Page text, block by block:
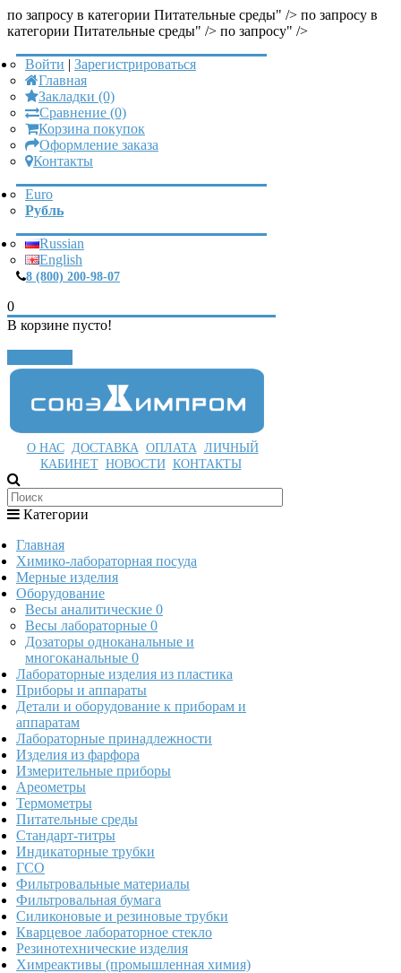
по запросу в категории Питательные среды" /> по запросу в
категории Питательные среды" /> по запросу" />
Войти | Зарегистрироваться
Главная
Закладки (0)
Сравнение (0)
Корзина покупок
Оформление заказа
Контакты
Euro
Рубль
Russian
English
8 (800) 200-98-07
0
В корзине пусто!
О НАС ДОСТАВКА ОПЛАТА ЛИЧНЫЙ
КАБИНЕТ НОВОСТИ КОНТАКТЫ
Категории
Главная
Химико-лабораторная посуда
Мерные изделия
Оборудование
Весы аналитические 0
Весы лабораторные 0
Дозаторы одноканальные и
многоканальные 0
Лабораторные изделия из пластика
Приборы и аппараты
Детали и оборудование к приборам и
аппаратам
Лабораторные принадлежности
Изделия из фарфора
Измерительные приборы
Ареометры
Термометры
Питательные среды
Стандарт-титры
Индикаторные трубки
ГСО
Фильтровальные материалы
Фильтровальная бумага
Силиконовые и резиновые трубки
Кварцевое лабораторное стекло
Резинотехнические изделия
Химреактивы (промышленная химия)